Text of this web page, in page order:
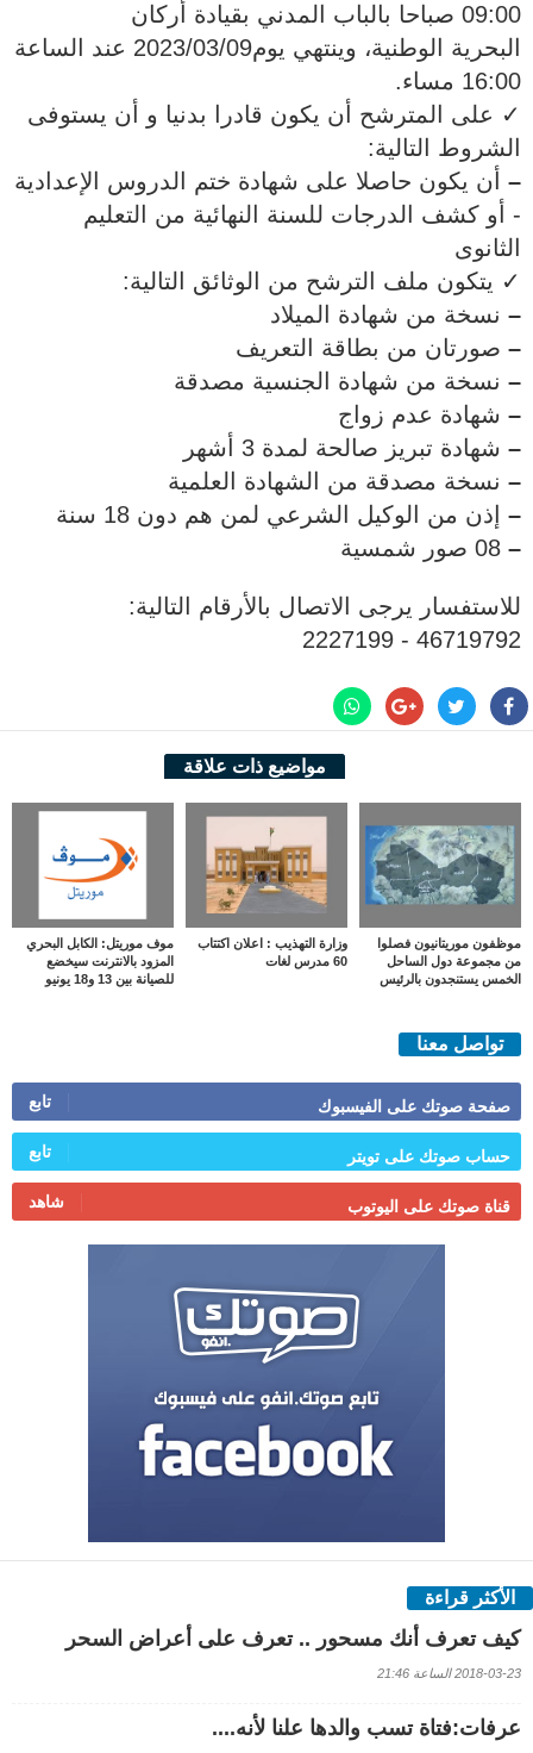
09:00 صباحا بالباب المدني بقيادة أركان
البحرية الوطنية، وينتهي يوم2023/03/09 عند الساعة
16:00 مساء.
✓ على المترشح أن يكون قادرا بدنيا و أن يستوفى
الشروط التالية:
– أن يكون حاصلا على شهادة ختم الدروس الإعدادية
- أو كشف الدرجات للسنة النهائية من التعليم
الثانوى
✓ يتكون ملف الترشح من الوثائق التالية:
– نسخة من شهادة الميلاد
– صورتان من بطاقة التعريف
– نسخة من شهادة الجنسية مصدقة
– شهادة عدم زواج
– شهادة تبريز صالحة لمدة 3 أشهر
– نسخة مصدقة من الشهادة العلمية
– إذن من الوكيل الشرعي لمن هم دون 18 سنة
–
للاستفسار يرجى الاتصال بالأرقام التالية:
46719792 - 2227199
مواضيع ذات علاقة
موظفون موريتانيون فصلوا
من مجموعة دول الساحل
الخمس يستنجدون بالرئيس
وزارة التهذيب : اعلان اكتتاب
60 مدرس لغات
موف موريتل: الكابل البحري
المزود بالانترنت سيخضع
للصيانة بين 13 و18 يونيو
تواصل معنا
صفحة صوتك على الفيسبوك تابع
حساب صوتك على تويتر تابع
قناة صوتك على اليوتوب شاهد
الأكثر قراءة
كيف تعرف أنك مسحور .. تعرف على أعراض السحر
2018-03-23 الساعة 21:46
عرفات:فتاة تسب والدها علنا لأنه....